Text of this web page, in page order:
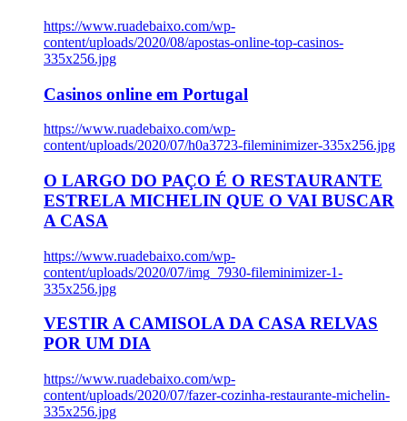
https://www.ruadebaixo.com/wp-
content/uploads/2020/08/apostas-online-top-casinos-
335x256.jpg
Casinos online em Portugal
https://www.ruadebaixo.com/wp-
content/uploads/2020/07/h0a3723-fileminimizer-335x256.jpg
O LARGO DO PAÇO É O RESTAURANTE
ESTRELA MICHELIN QUE O VAI BUSCAR
A CASA
https://www.ruadebaixo.com/wp-
content/uploads/2020/07/img_7930-fileminimizer-1-
335x256.jpg
VESTIR A CAMISOLA DA CASA RELVAS
POR UM DIA
https://www.ruadebaixo.com/wp-
content/uploads/2020/07/fazer-cozinha-restaurante-michelin-
335x256.jpg